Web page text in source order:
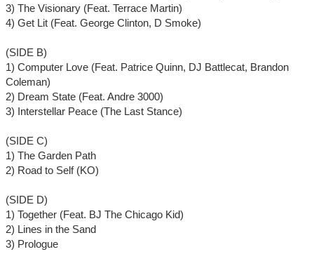
3) The Visionary (Feat. Terrace Martin)
4) Get Lit (Feat. George Clinton, D Smoke)
(SIDE B)
1) Computer Love (Feat. Patrice Quinn, DJ Battlecat, Brandon
Coleman)
2) Dream State (Feat. Andre 3000)
3) Interstellar Peace (The Last Stance)
(SIDE C)
1) The Garden Path
2) Road to Self (KO)
(SIDE D)
1) Together (Feat. BJ The Chicago Kid)
2) Lines in the Sand
3) Prologue